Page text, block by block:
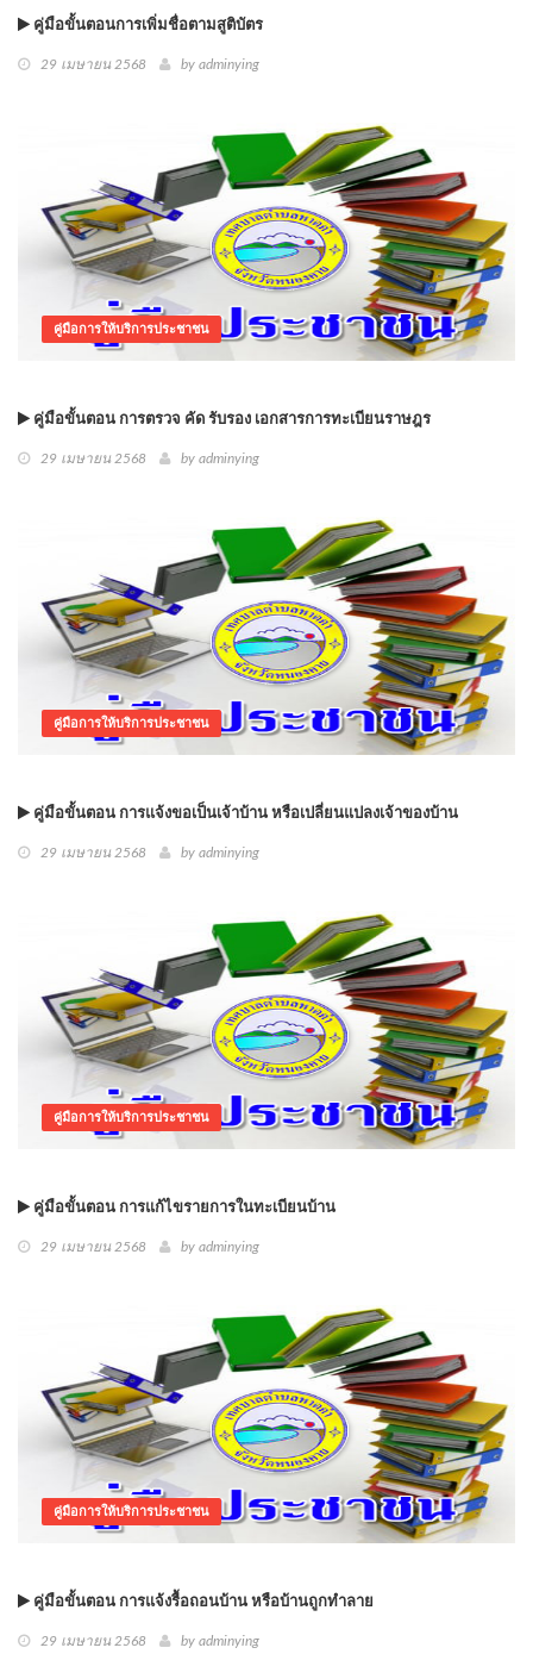
คู่มือขั้นตอนการเพิ่มชื่อตามสูติบัตร
29 เมษายน 2568 by adminying
คู่มือการให้บริการประชาชน
คู่มือขั้นตอน การตรวจ คัด รับรอง เอกสารการทะเบียนราษฎร
29 เมษายน 2568 by adminying
คู่มือการให้บริการประชาชน
คู่มือขั้นตอน การแจ้งขอเป็นเจ้าบ้าน หรือเปลี่ยนแปลงเจ้าของบ้าน
29 เมษายน 2568 by adminying
คู่มือการให้บริการประชาชน
คู่มือขั้นตอน การแก้ไขรายการในทะเบียนบ้าน
29 เมษายน 2568 by adminying
คู่มือการให้บริการประชาชน
คู่มือขั้นตอน การแจ้งรื้อถอนบ้าน หรือบ้านถูกทำลาย
29 เมษายน 2568 by adminying